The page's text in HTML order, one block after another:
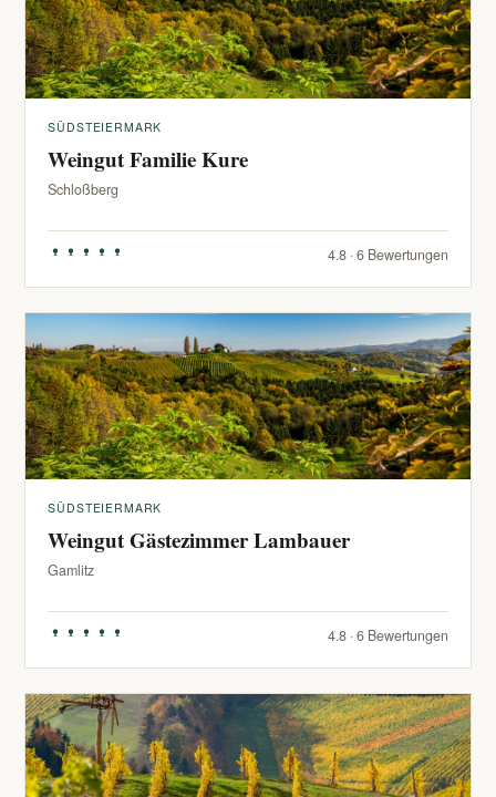
SÜDSTEIERMARK
Weingut Familie Kure
Schloßberg
4.8 · 6 Bewertungen
SÜDSTEIERMARK
Weingut Gästezimmer Lambauer
Gamlitz
4.8 · 6 Bewertungen